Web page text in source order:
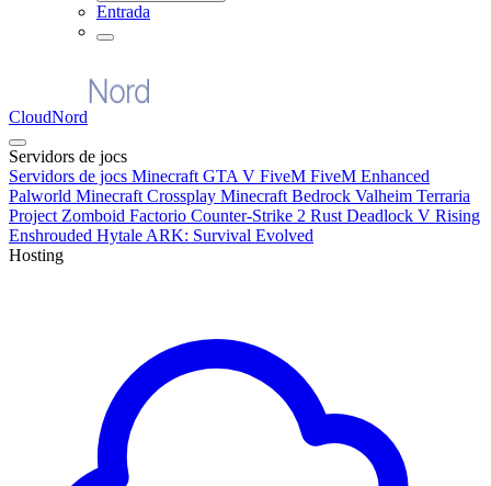
Entrada
CloudNord
Servidors de jocs
Servidors de jocs Minecraft GTA V FiveM FiveM Enhanced
Palworld Minecraft Crossplay Minecraft Bedrock Valheim Terraria
Project Zomboid Factorio Counter-Strike 2 Rust Deadlock V Rising
Enshrouded Hytale ARK: Survival Evolved
Hosting